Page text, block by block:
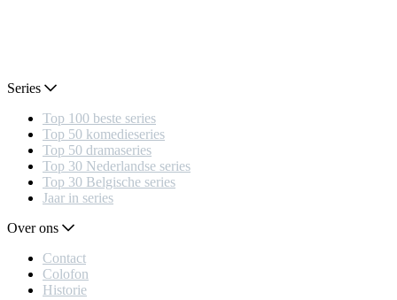
Series
Top 100 beste series
Top 50 komedieseries
Top 50 dramaseries
Top 30 Nederlandse series
Top 30 Belgische series
Jaar in series
Over ons
Contact
Colofon
Historie